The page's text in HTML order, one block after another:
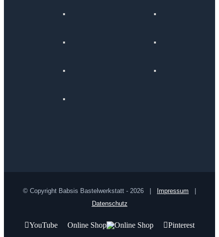
© Copyright Babsis Bastelwerkstatt - 2026 | Impressum
Datenschutz
YouTube Online Shop Pinterest